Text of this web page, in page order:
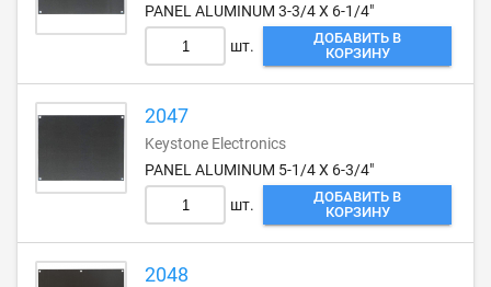
PANEL ALUMINUM 3-3/4 X 6-1/4"
шт.
ДОБАВИТЬ В
КОРЗИНУ
2047
Keystone Electronics
PANEL ALUMINUM 5-1/4 X 6-3/4"
шт.
ДОБАВИТЬ В
КОРЗИНУ
2048